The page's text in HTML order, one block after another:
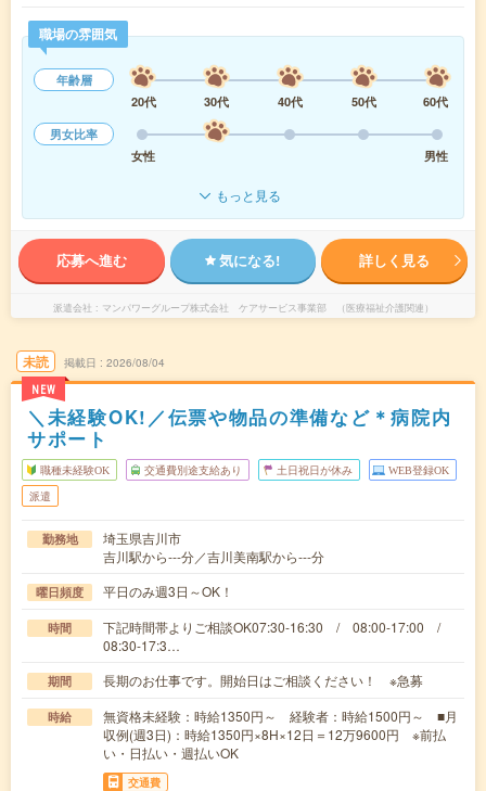
職場の雰囲気
年齢層
20代
30代 40代 50代
60代
男女比率
女性
男性
もっと見る
応募へ進む 気になる! 詳しく見る
派遣会社 マンパワーグループ株式会社 ケアサービス事業部 （医療福祉介護関連）
未読
NEW
掲載日 2026/08/04
＼未経験OK!／伝票や物品の準備など＊病院内
サポート
職種未経験OK 交通費別途支給あり 土日祝日が休み WEB登録OK
派遣
勤務地
埼玉県吉川市
吉川駅から---分／吉川美南駅から---分
曜日頻度 平日のみ週3日～OK！
時間
下記時間帯よりご相談OK07:30-16:30 / 08:00-17:00 /
08:30-17:3…
期間 長期のお仕事です。開始日はご相談ください！ ※急募
時給
無資格未経験：時給1350円～ 経験者：時給1500円～ ■月
収例(週3日)：時給1350円×8H×12日＝12万9600円 ※前払
い・日払い・週払いOK
交通費